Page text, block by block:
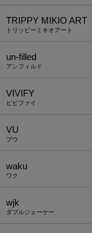
TRIPPY MIKIO ART
トリッピーミキオアート
un-filled
アンフィルド
VIVIFY
ビビファイ
VU
ブウ
waku
ワク
wjk
ダブルジェーケー